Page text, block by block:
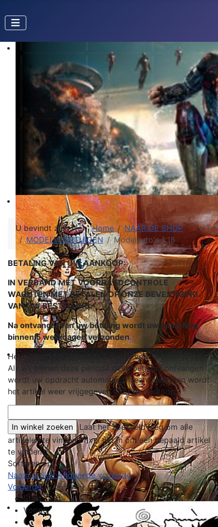
U bevindt zich hier:Home
NAAR DE SHOP
MODELVOERTUIGEN
Modelauto's 1:18
BETALING VAN UW AANKOOP:
IN VERBAND MET VOORRAADCONTROLE
WACHTEN MET BETALEN OP ONZE BEVESTIGING
VAN UW BESTELLING.
Na ontvangst van uw betaling wordt uw bestelling
binnen 5 werkdagen verzonden.
Het bestelde artikel blijft 7 dagen voor u beschikbaar.
Als wij binnen deze periode geen betaling ontvangen
wordt uw opdracht automatisch geannuleerd en wordt
het artikel weer vrijgegeven voor de verkoop.
Laat het zoekveld leeg om alle
artikelen te vinden of vul het in om een bepaald artikel
te vinden.
Sorteren op
Naam artikel Aflopende volgorde
Volgorde
Start
Vorige
1